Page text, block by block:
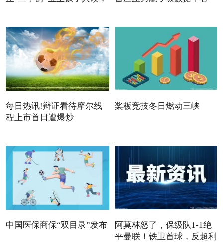
每日热讯!辩证看待摩尔线
程上市首日遭爆炒
桨板竞技冬日燃动三峡
中国医保商保“双目录”发布
阿莫林怒了，保级队1-1绝
平曼联！铁卫首球，反超利